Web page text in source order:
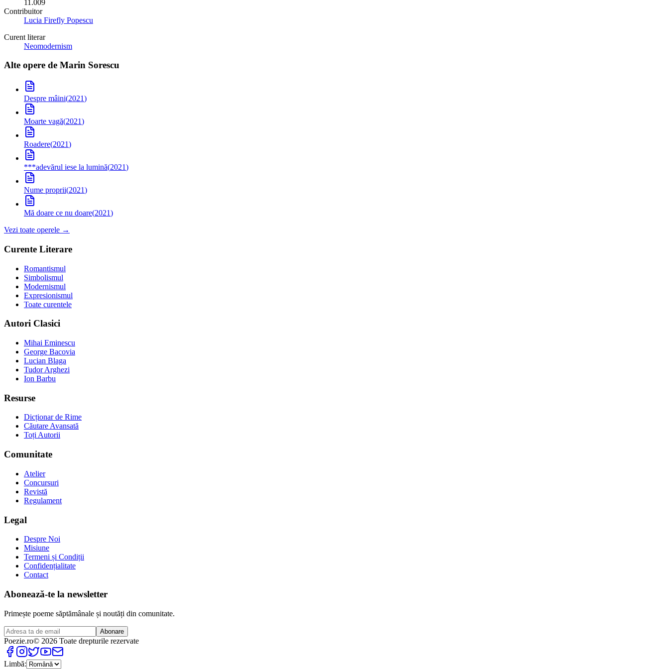
11.009
Contribuitor
Lucia Firefly Popescu
Curent literar
Neomodernism
Alte opere de Marin Sorescu
Despre mâini(2021)
Moarte vagă(2021)
Roadere(2021)
***adevărul iese la lumină(2021)
Nume proprii(2021)
Mă doare ce nu doare(2021)
Vezi toate operele →
Curente Literare
Romantismul
Simbolismul
Modernismul
Expresionismul
Toate curentele
Autori Clasici
Mihai Eminescu
George Bacovia
Lucian Blaga
Tudor Arghezi
Ion Barbu
Resurse
Dicționar de Rime
Căutare Avansată
Toți Autorii
Comunitate
Atelier
Concursuri
Revistă
Regulament
Legal
Despre Noi
Misiune
Termeni și Condiții
Confidențialitate
Contact
Abonează-te la newsletter
Primește poeme săptămânale și noutăți din comunitate.
Abonare
Poezie.ro© 2026 Toate drepturile rezervate
Limbă: